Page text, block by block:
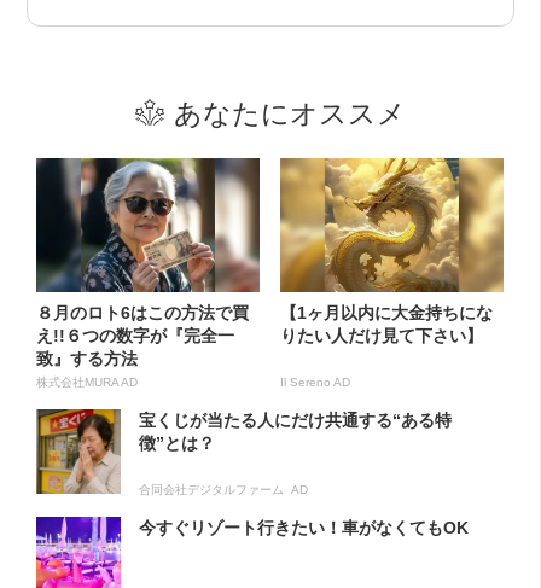
あなたにオススメ
８月のロト6はこの方法で買
え!!６つの数字が『完全一
致』する方法
株式会社MURA AD
【1ヶ月以内に大金持ちにな
りたい人だけ見て下さい】
Il Sereno AD
宝くじが当たる人にだけ共通する“ある特
徴”とは？
合同会社デジタルファーム AD
今すぐリゾート行きたい！車がなくてもOK